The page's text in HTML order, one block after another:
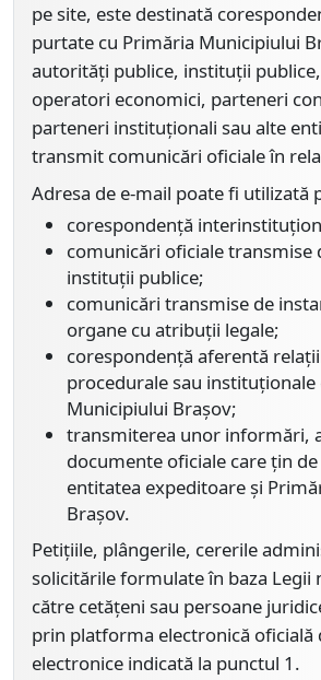
pe site, este destinată
purtate cu Primăria Municipiului
autorități publice, instituții
operatori economici, parteneri
parteneri instituționali sau alte
transmit comunicări oficiale în
Adresa de e-mail poate fi utilizată
corespondență
comunicări oficiale transmise
instituții publice;
comunicări transmise de
organe cu atribuții legale;
corespondență aferentă
procedurale sau instituționale
Municipiului Brașov;
transmiterea unor informări,
documente oficiale care țin
entitatea expeditoare și
Brașov.
Petițiile, plângerile, cererile
solicitările formulate în baza Legii
către cetățeni sau persoane
prin platforma electronică oficială
electronice indicată la punctul 1.